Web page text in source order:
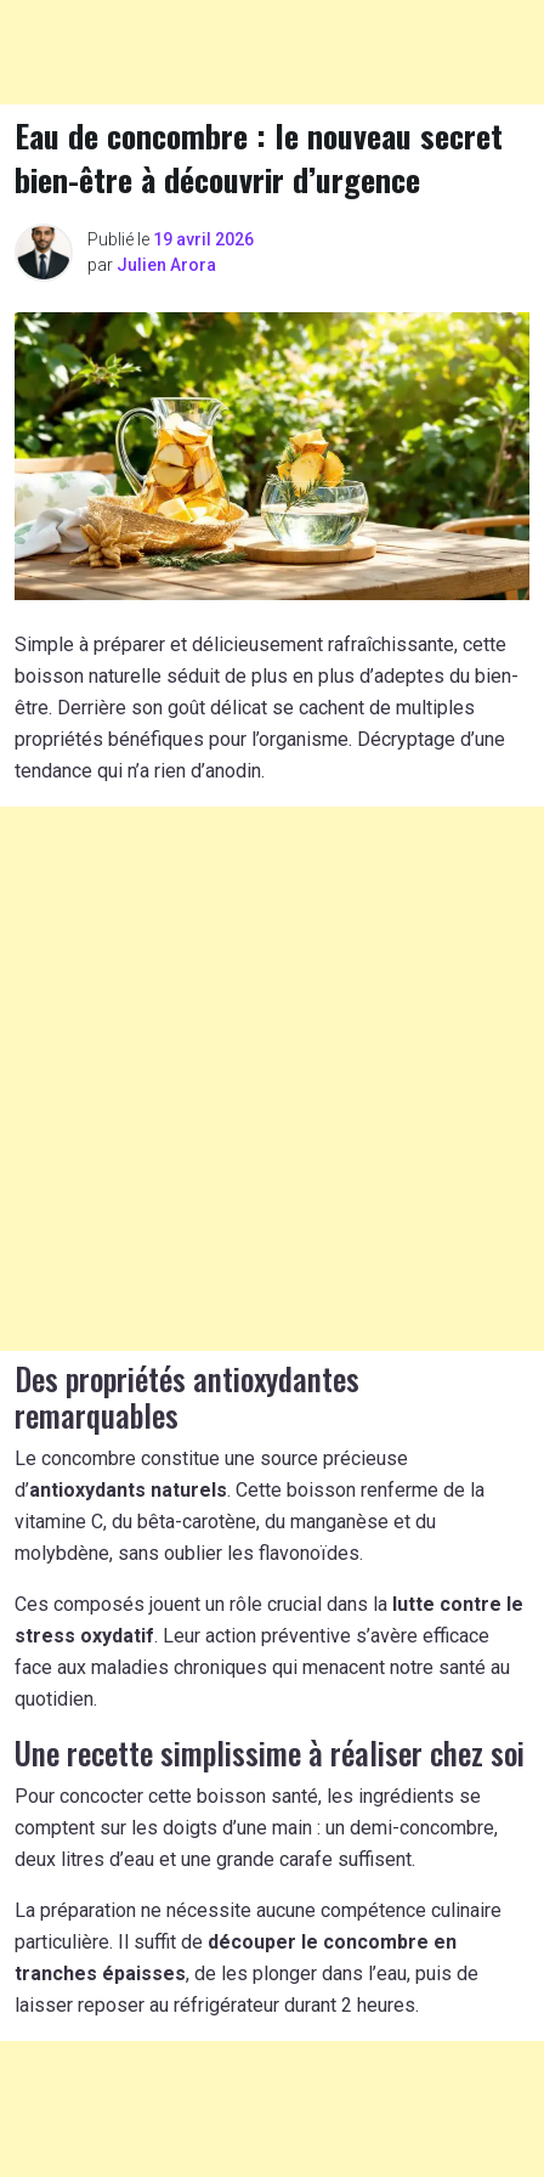
Eau de concombre : le nouveau secret
bien-être à découvrir d’urgence
Publié le 19 avril 2026
par Julien Arora
Simple à préparer et délicieusement rafraîchissante, cette
boisson naturelle séduit de plus en plus d’adeptes du bien-
être. Derrière son goût délicat se cachent de multiples
propriétés bénéfiques pour l’organisme. Décryptage d’une
tendance qui n’a rien d’anodin.
Des propriétés antioxydantes
remarquables
Le concombre constitue une source précieuse
d’antioxydants naturels. Cette boisson renferme de la
vitamine C, du bêta-carotène, du manganèse et du
molybdène, sans oublier les flavonoïdes.
Ces composés jouent un rôle crucial dans la lutte contre le
stress oxydatif. Leur action préventive s’avère efficace
face aux maladies chroniques qui menacent notre santé au
quotidien.
Une recette simplissime à réaliser chez soi
Pour concocter cette boisson santé, les ingrédients se
comptent sur les doigts d’une main : un demi-concombre,
deux litres d’eau et une grande carafe suffisent.
La préparation ne nécessite aucune compétence culinaire
particulière. Il suffit de découper le concombre en
tranches épaisses, de les plonger dans l’eau, puis de
laisser reposer au réfrigérateur durant 2 heures.